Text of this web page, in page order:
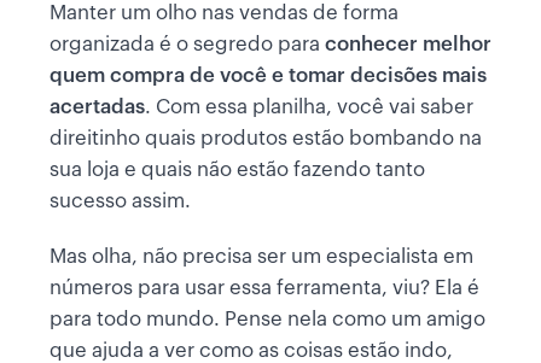
Manter um olho nas vendas de forma
organizada é o segredo para conhecer melhor
quem compra de você e tomar decisões mais
acertadas. Com essa planilha, você vai saber
direitinho quais produtos estão bombando na
sua loja e quais não estão fazendo tanto
sucesso assim.
Mas olha, não precisa ser um especialista em
números para usar essa ferramenta, viu? Ela é
para todo mundo. Pense nela como um amigo
que ajuda a ver como as coisas estão indo,